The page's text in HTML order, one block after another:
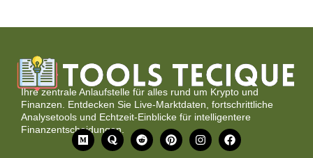
Ihre zentrale Anlaufstelle für alles rund um Krypto und
Finanzen. Entdecken Sie Live-Marktdaten, fortschrittliche
Analysetools und Echtzeit-Einblicke für intelligentere
Finanzentscheidungen.
M
e
Q
u
R
e
P
i
I
n
F
a